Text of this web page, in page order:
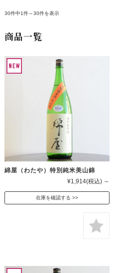
30件中1件～30件を表示
商品一覧
綿屋（わたや）特別純米美山錦
¥1,914(税込) ～
在庫を確認する